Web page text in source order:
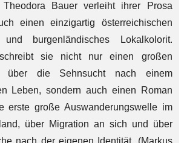
Theodora Bauer verleiht ihrer Prosa
einen einzigartig österreichischen
und burgenländisches Lokalkolorit.
sie nicht nur einen großen
über die Sehnsucht nach einem
Leben, sondern auch einen Roman
erste große Auswanderungswelle im
über Migration an sich und über
nach der eigenen Identität. (Markus